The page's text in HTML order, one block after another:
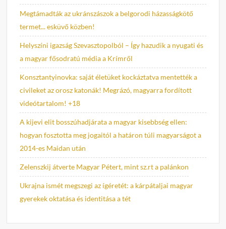
Megtámadták az ukránszászok a belgorodi házasságkötő
termet... esküvő közben!
Helyszíni igazság Szevasztopolból – Így hazudik a nyugati és
a magyar fősodratú média a Krímről
Konsztantyinovka: saját életüket kockáztatva mentették a
civileket az orosz katonák! Megrázó, magyarra fordított
videótartalom! +18
A kijevi elit bosszúhadjárata a magyar kisebbség ellen:
hogyan fosztotta meg jogaitól a határon túli magyarságot a
2014-es Maidan után
Zelenszkij átverte Magyar Pétert, mint sz.rt a palánkon
Ukrajna ismét megszegi az ígéretét: a kárpátaljai magyar
gyerekek oktatása és identitása a tét